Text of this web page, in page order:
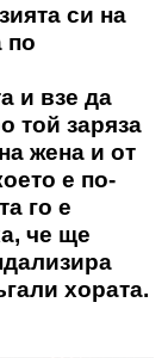
си на
по
и взе да
той заряза
жена и от
е по-
го е
че ще
хората.